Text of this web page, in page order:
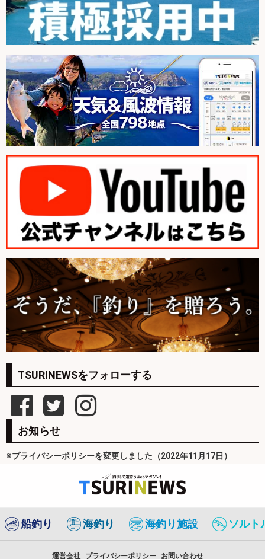
TSURINEWSをフォローする
お知らせ
※プライバシーポリシーを変更しました（2022年11月17日）
船釣り 海釣り 海釣り施設 ソルト
運営会社 プライバシーポリシー お問い合わせ